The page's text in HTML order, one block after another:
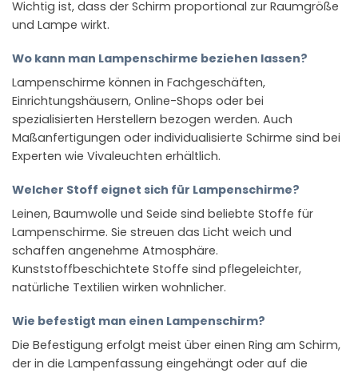
Wichtig ist, dass der Schirm proportional zur Raumgröße
und Lampe wirkt.
Wo kann man Lampenschirme beziehen lassen?
Lampenschirme können in Fachgeschäften,
Einrichtungshäusern, Online-Shops oder bei
spezialisierten Herstellern bezogen werden. Auch
Maßanfertigungen oder individualisierte Schirme sind bei
Experten wie Vivaleuchten erhältlich.
Welcher Stoff eignet sich für Lampenschirme?
Leinen, Baumwolle und Seide sind beliebte Stoffe für
Lampenschirme. Sie streuen das Licht weich und
schaffen angenehme Atmosphäre.
Kunststoffbeschichtete Stoffe sind pflegeleichter,
natürliche Textilien wirken wohnlicher.
Wie befestigt man einen Lampenschirm?
Die Befestigung erfolgt meist über einen Ring am Schirm,
der in die Lampenfassung eingehängt oder auf die